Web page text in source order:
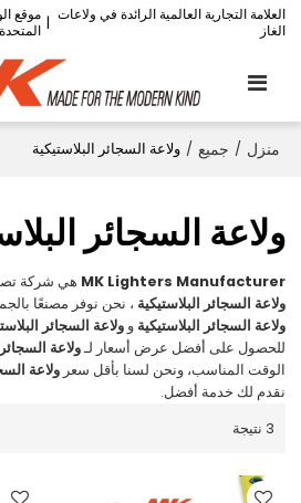
العلامة التجارية العالمية الرائدة في ولاعات
الغاز
| موقع
المتحدة
منزل / جميع / ولاعة السجائر البلاستيكية
ولاعة السجائر
MK Lighters Manufacturer هي شركة
ولاعة السجائر البلاستيكية ، نحن نوفر مصنعًا
ولاعة السجائر البلاستيكية وولاعة السجائر
للحصول على أفضل عرض أسعار لـولاعة
الوقت المناسب، ونحن لسنا بأقل سعرولاعة
نقدم لك خدمة أفضل.
3 نتيجة